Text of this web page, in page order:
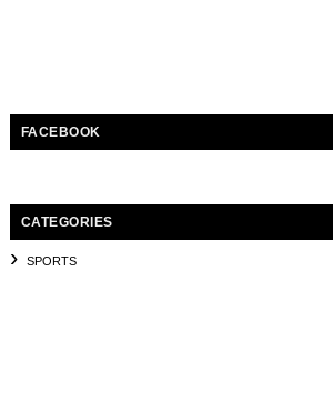
FACEBOOK
CATEGORIES
SPORTS